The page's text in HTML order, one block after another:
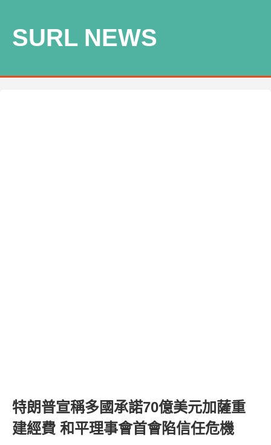
SURL NEWS
特朗普宣稱多國承諾70億美元加薩重
建經費 和平理事會首會陷信任危機